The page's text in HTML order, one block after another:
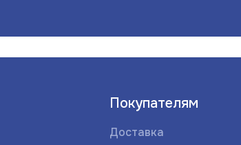
Покупателям
Доставка